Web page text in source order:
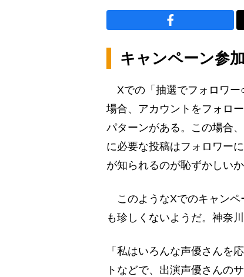
キャンペーン参
Xでの「抽選でフォロワ
場合、アカウントをフォロ
パターンがある。この場合
に必要な投稿はフォロワー
が知られるのが恥ずかしい
このようなXでのキャンペ
も珍しくないようだ。神奈
「私はいろんな声優さんを
トなどで、出演声優さんの